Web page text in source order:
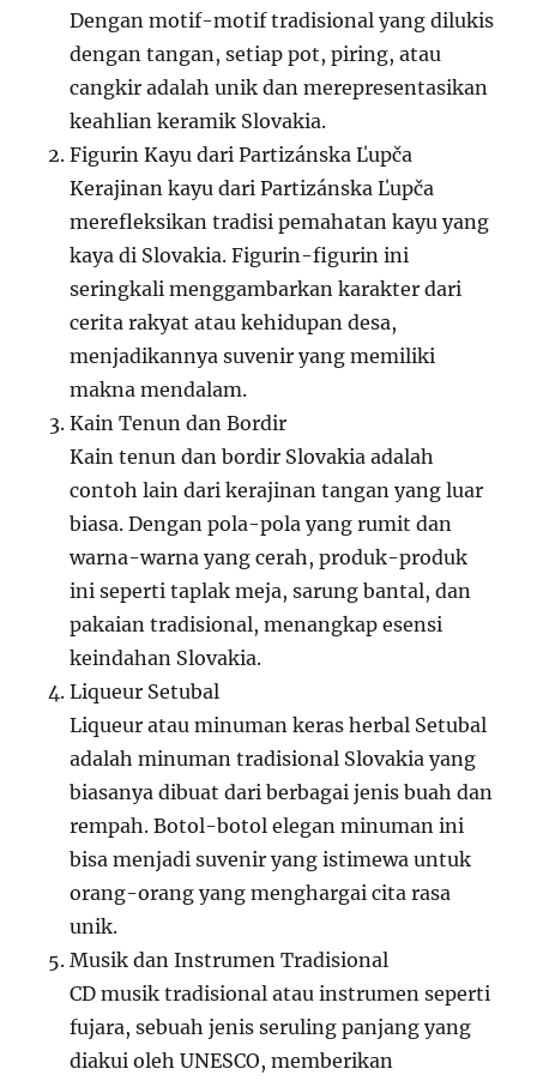
Dengan motif-motif tradisional yang dilukis
dengan tangan, setiap pot, piring, atau
cangkir adalah unik dan merepresentasikan
keahlian keramik Slovakia.
Figurin Kayu dari Partizánska Ľupča
Kerajinan kayu dari Partizánska Ľupča
merefleksikan tradisi pemahatan kayu yang
kaya di Slovakia. Figurin-figurin ini
seringkali menggambarkan karakter dari
cerita rakyat atau kehidupan desa,
menjadikannya suvenir yang memiliki
makna mendalam.
Kain Tenun dan Bordir
Kain tenun dan bordir Slovakia adalah
contoh lain dari kerajinan tangan yang luar
biasa. Dengan pola-pola yang rumit dan
warna-warna yang cerah, produk-produk
ini seperti taplak meja, sarung bantal, dan
pakaian tradisional, menangkap esensi
keindahan Slovakia.
Liqueur Setubal
Liqueur atau minuman keras herbal Setubal
adalah minuman tradisional Slovakia yang
biasanya dibuat dari berbagai jenis buah dan
rempah. Botol-botol elegan minuman ini
bisa menjadi suvenir yang istimewa untuk
orang-orang yang menghargai cita rasa
unik.
Musik dan Instrumen Tradisional
CD musik tradisional atau instrumen seperti
fujara, sebuah jenis seruling panjang yang
diakui oleh UNESCO, memberikan